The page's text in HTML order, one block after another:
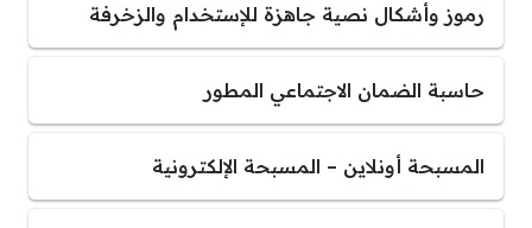
رموز وأشكال نصية جاهزة للإستخدام والزخرفة
حاسبة الضمان الاجتماعي المطور
المسبحة أونلاين – المسبحة الإلكترونية